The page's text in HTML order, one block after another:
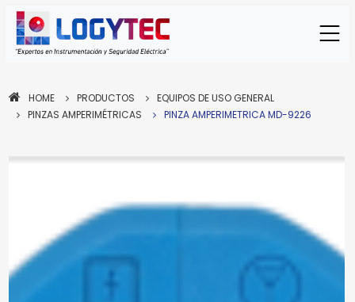
HOME PRODUCTOS
EQUIPOS DE USO GENERAL
PINZAS AMPERIMÉTRICAS
PINZA AMPERIMETRICA MD-9226